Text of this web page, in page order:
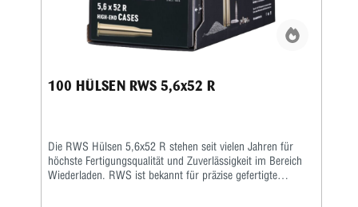
100 HÜLSEN RWS 5,6x52 R
Die RWS Hülsen 5,6x52 R stehen seit vielen Jahren für
höchste Fertigungsqualität und Zuverlässigkeit im Bereich
Wiederladen. RWS ist bekannt für präzise gefertigte